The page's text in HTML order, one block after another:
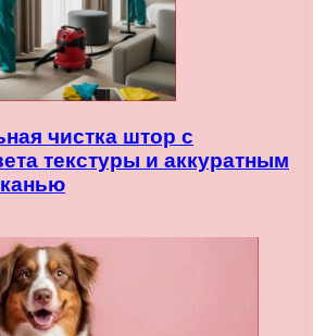
чистка штор с
текстуры и аккуратным